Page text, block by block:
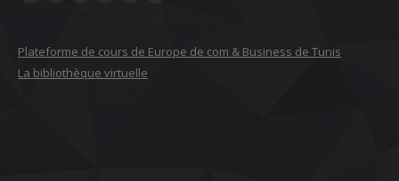
Plateforme de cours de Europe de com & Business de Tunis
La bibliothèque virtuelle